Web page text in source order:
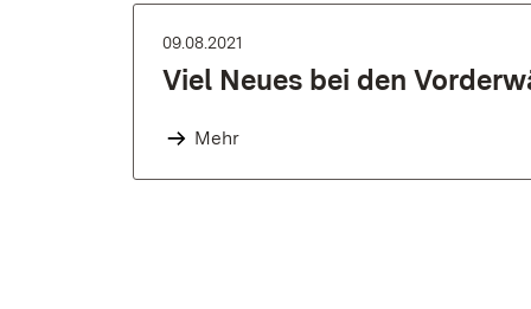
09.08.2021
Viel Neues bei den
Mehr